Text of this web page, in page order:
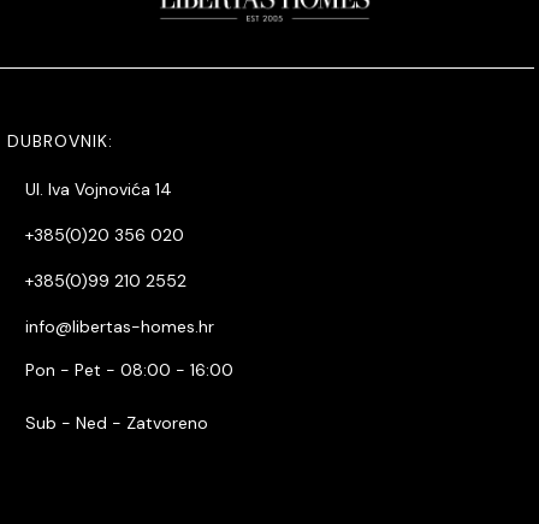
DUBROVNIK:
Ul. Iva Vojnovića 14
+385(0)20 356 020
+385(0)99 210 2552
info@libertas-homes.hr
Pon - Pet - 08:00 - 16:00
Sub - Ned - Zatvoreno